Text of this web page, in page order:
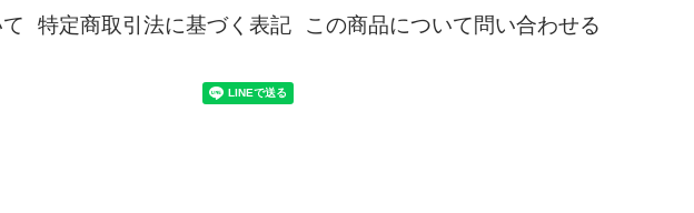
特定商取引法に基づく表記 この商品について問い合わせる